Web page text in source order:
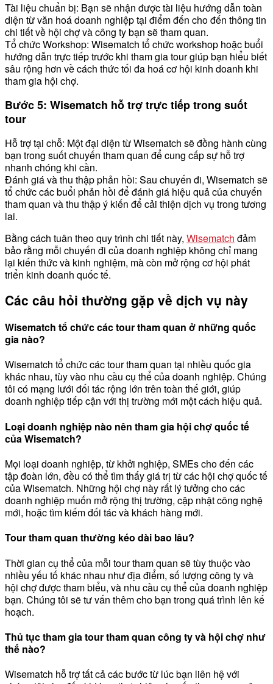
Tài liệu chuẩn bị: Bạn sẽ nhận được tài liệu hướng dẫn toàn
diện từ văn hoá doanh nghiệp tại điểm đến cho đến thông tin
chi tiết về hội chợ và công ty bạn sẽ tham quan.
Tổ chức Workshop: Wisematch tổ chức workshop hoặc buổi
hướng dẫn trực tiếp trước khi tham gia tour giúp bạn hiểu biết
sâu rộng hơn về cách thức tối đa hoá cơ hội kinh doanh khi
tham gia hội chợ.
Bước 5: Wisematch hỗ trợ trực tiếp trong suốt
tour
Hỗ trợ tại chỗ: Một đại diện từ Wisematch sẽ đồng hành cùng
bạn trong suốt chuyến tham quan để cung cấp sự hỗ trợ
nhanh chóng khi cần.
Đánh giá và thu thập phản hồi: Sau chuyến đi, Wisematch sẽ
tổ chức các buổi phản hồi để đánh giá hiệu quả của chuyến
tham quan và thu thập ý kiến để cải thiện dịch vụ trong tương
lai.
Bằng cách tuân theo quy trình chi tiết này, Wisematch đảm
bảo rằng mỗi chuyến đi của doanh nghiệp không chỉ mang
lại kiến thức và kinh nghiệm, mà còn mở rộng cơ hội phát
triển kinh doanh quốc tế.
Các câu hỏi thường gặp về dịch vụ này
Wisematch tổ chức các tour tham quan ở những quốc
gia nào?
Wisematch tổ chức các tour tham quan tại nhiều quốc gia
khác nhau, tùy vào nhu cầu cụ thể của doanh nghiệp. Chúng
tôi có mạng lưới đối tác rộng lớn trên toàn thế giới, giúp
doanh nghiệp tiếp cận với thị trường mới một cách hiệu quả.
Loại doanh nghiệp nào nên tham gia hội chợ quốc tế
của Wisematch?
Mọi loại doanh nghiệp, từ khởi nghiệp, SMEs cho đến các
tập đoàn lớn, đều có thể tìm thấy giá trị từ các hội chợ quốc tế
của Wisematch. Những hội chợ này rất lý tưởng cho các
doanh nghiệp muốn mở rộng thị trường, cập nhật công nghệ
mới, hoặc tìm kiếm đối tác và khách hàng mới.
Tour tham quan thường kéo dài bao lâu?
Thời gian cụ thể của mỗi tour tham quan sẽ tùy thuộc vào
nhiều yếu tố khác nhau như địa điểm, số lượng công ty và
hội chợ được tham biểu, và nhu cầu cụ thể của doanh nghiệp
bạn. Chúng tôi sẽ tư vấn thêm cho bạn trong quá trình lên kế
hoạch.
Thủ tục tham gia tour tham quan công ty và hội chợ như
thế nào?
Wisematch hỗ trợ tất cả các bước từ lúc bạn liên hệ với